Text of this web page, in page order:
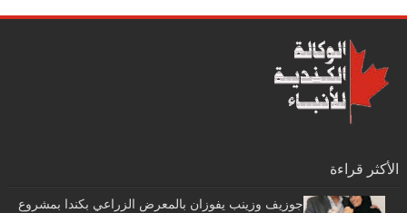
الأكثر قراءة
جوزيف وزينب يفوزان بالمعرض الزراعي بكندا بمشروع